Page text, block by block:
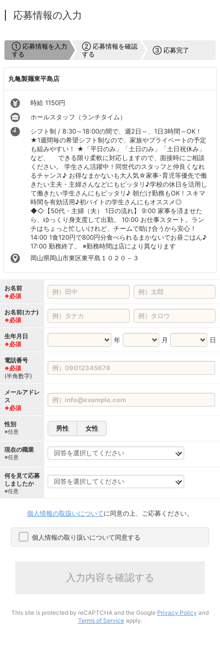
応募情報の入力
① 応募情報を入力
する
② 応募情報を確認
する
③ 応募完了
丸亀製麺東平島店
時給 1150円
ホールスタッフ（ランチタイム）
シフト制 / 8:30～18:00の間で、週2日～、1日3時間～OK！
★1週間毎の希望シフト制なので、家族やプライベートの予定
も組みやすい！ ★「平日のみ」「土日のみ」「土日祝休み」
など、 できる限り柔軟に対応しますので、面接時にご相談
ください。 学生さん活躍中！同世代のスタッフと仲良くなれ
るチャンス♪ お得なまかないも大人気☆家事･育児等優先で働
きたい主夫・主婦さんなどにもピッタリ♪学校の休日を活用し
て働きたい学生さんにもピッタリ♪ 朝だけ勤務もOK！スキマ
時間を有効活用♪初バイトの学生さんにもオススメ◎
◆◇【50代・主婦（夫） 1日の流れ】 9:00 家事を済ませた
ら、ゆっくり身支度して出勤。 10:00 お仕事スタート。ラン
チはちょっと忙しいけれど、チームで助け合うから安心！
14:00 1食120円で800円分食べられるまかないでお昼ごはん♪
17:00 勤務終了。 ※勤務時間は店により異なります
岡山県岡山市東区東平島１０２０－３
お名前
※必須
お名前(カナ)
※必須
生年月日
※必須
年 月 日
電話番号
※必須
(半角数字)
メールアドレ
ス
※必須
性別
※任意 男性 女性
現在の職業
※任意
何を見て応募
しましたか
※任意
個人情報の取扱いについてに同意の上、ご応募ください。
個人情報の取り扱いについて同意する
入力内容を確認する
This site is protected by reCAPTCHA and the Google Privacy Policy and
Terms of Serviceapply.